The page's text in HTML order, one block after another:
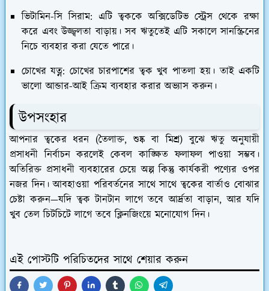
ভিটামিন-সি সিরাম: এটি ত্বককে অক্সিডেটিভ স্ট্রেস থেকে রক্ষা
করে এবং উজ্জ্বলতা বাড়ায়। সব ঋতুতেই এটি সকালে সানস্ক্রিনের
নিচে ব্যবহার করা যেতে পারে।
চোখের যত্ন: চোখের চারপাশের ত্বক খুব পাতলা হয়। তাই একটি
ভালো আন্ডার-আই ক্রিম ব্যবহার করার অভ্যাস করুন।
​উপসংহার
​আপনার ত্বকের ধরন (তৈলাক্ত, শুষ্ক বা মিশ্র) বুঝে ঋতু অনুযায়ী
প্রসাধনী নির্বাচন করলেই কেবল কাঙ্ক্ষিত ফলাফল পাওয়া সম্ভব।
অতিরিক্ত প্রসাধনী ব্যবহারের চেয়ে অল্প কিন্তু কার্যকরী পণ্যের ওপর
নজর দিন। আবহাওয়া পরিবর্তনের সাথে সাথে ত্বকের বার্তাও বোঝার
চেষ্টা করুন—যদি ত্বক টানটান লাগে তবে আর্দ্রতা বাড়ান, আর যদি
খুব তেল চিটচিটে লাগে তবে ক্লিনজিংয়ে মনোযোগ দিন।
এই পোস্টটি পরিচিতদের সাথে শেয়ার করুন